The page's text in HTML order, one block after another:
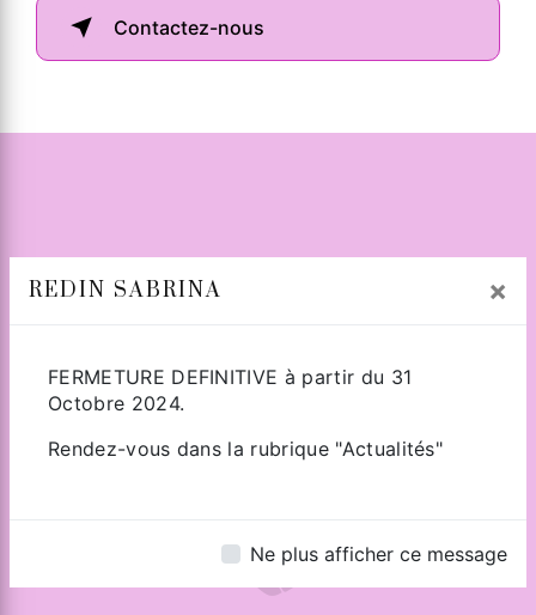
REDIN SABRINA ×
FERMETURE DEFINITIVE à partir du 31
Octobre 2024.
Rendez-vous dans la rubrique "Actualités"
Ne plus afficher ce message
Contactez-nous
Adresse
Zone Industrielle de Tiercelet
54190 TIERCELET